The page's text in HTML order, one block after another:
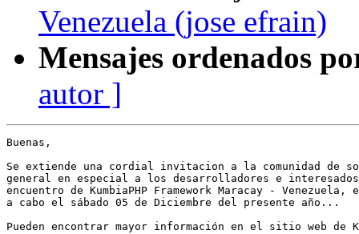
Venezuela (jose efrain)
Mensajes ordenados
autor ]
Buenas,
Se extiende una cordial invitacion a la comunidad de
general en especial a los desarrolladores e
encuentro de KumbiaPHP Framework Maracay -
a cabo el sábado 05 de Diciembre del presente año...
Pueden encontrar mayor información en el sitio web de